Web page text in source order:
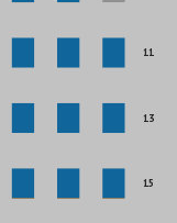
11
13
15